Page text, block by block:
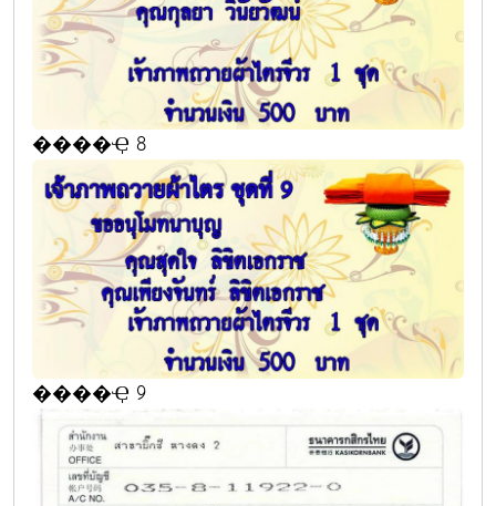
����Ҿ 8
����Ҿ 9